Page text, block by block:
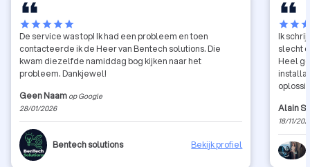
starstarstarstarstar
De service was top! Ik had een probleem en toen
contacteerde ik de Heer van Bentech solutions. Die
kwam diezelfde namiddag bog kijken naar het
probleem. Dankjewel!
Geen Naam op Google
28/01/2026
Bentech solutions Bekijk profiel
starstar
Ik
slecht
Heel
Interne
werken
maar raten
Alain
18/11/